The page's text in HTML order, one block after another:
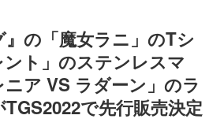
エイターの方々に製作時のエピソードをお
いてはいけない。『赫本』は、〈試験問題〉
ホラー小説集です。
』の「魔女ラニ」のTシ
ト」のステンレスマ
ア VS ラダーン」のラ
で先行販売決定